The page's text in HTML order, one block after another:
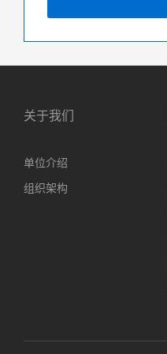
关于我们
单位介绍
组织架构